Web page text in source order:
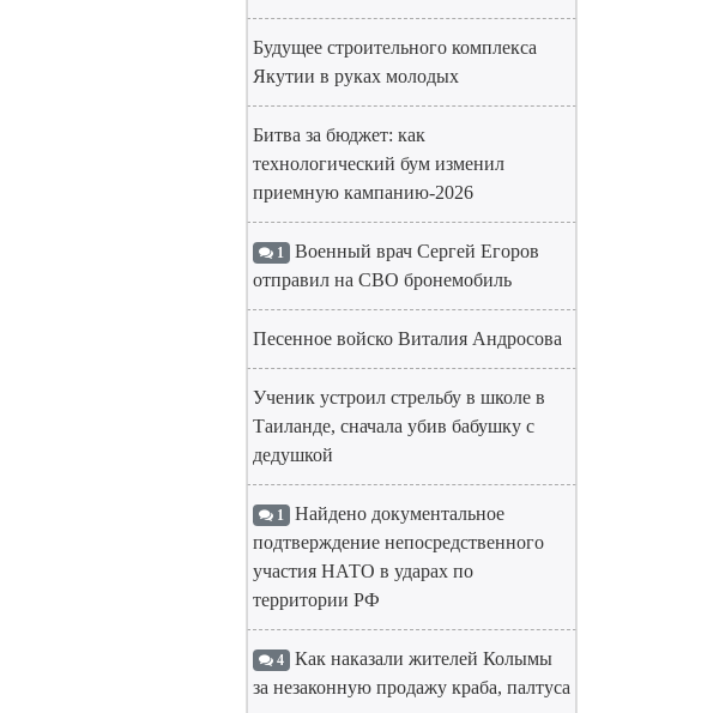
Будущее строительного комплекса
Якутии в руках молодых
Битва за бюджет: как
технологический бум изменил
приемную кампанию-2026
1 Военный врач Сергей Егоров
отправил на СВО бронемобиль
Песенное войско Виталия Андросова
Ученик устроил стрельбу в школе в
Таиланде, сначала убив бабушку с
дедушкой
1 Найдено документальное
подтверждение непосредственного
участия НАТО в ударах по
территории РФ
4 Как наказали жителей Колымы
за незаконную продажу краба, палтуса